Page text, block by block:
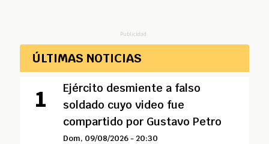
Publicidad
ÚLTIMAS NOTICIAS
Ejército desmiente a falso
soldado cuyo video fue
compartido por Gustavo Petro
Dom, 09/08/2026 - 20:30